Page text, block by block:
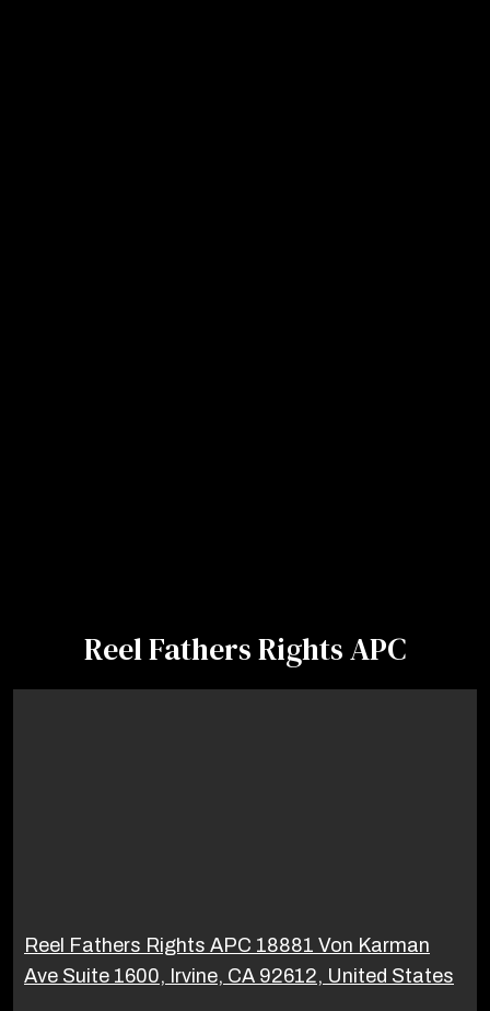
Reel Fathers Rights APC
Reel Fathers Rights APC 18881 Von Karman
Ave Suite 1600, Irvine, CA 92612, United States